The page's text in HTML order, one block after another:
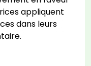
appliquent
dans leurs